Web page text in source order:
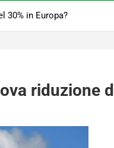
30% in Europa?
riduzione